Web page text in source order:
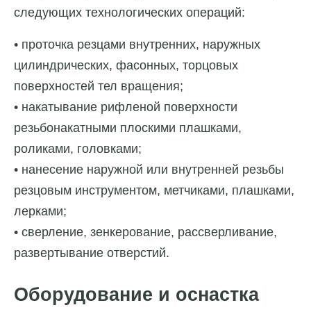
следующих технологических операций:
• проточка резцами внутренних, наружных
цилиндрических, фасонных, торцовых
поверхностей тел вращения;
• накатывание рифленой поверхности
резьбонакатными плоскими плашками,
роликами, головками;
• нанесение наружной или внутренней резьбы
резцовым инструментом, метчиками, плашками,
лерками;
• сверление, зенкерование, рассверливание,
развертывание отверстий.
Оборудование и оснастка